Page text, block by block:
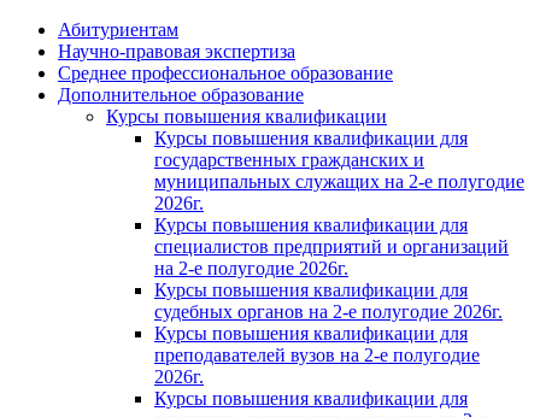
Абитуриентам
Научно-правовая экспертиза
Cреднее профессиональное образование
Дополнительное образование
Курсы повышения квалификации
Курсы повышения квалификации для
государственных гражданских и
муниципальных служащих на 2-е полугодие
2026г.
Курсы повышения квалификации для
специалистов предприятий и организаций
на 2-е полугодие 2026г.
Курсы повышения квалификации для
судебных органов на 2-е полугодие 2026г.
Курсы повышения квалификации для
преподавателей вузов на 2-е полугодие
2026г.
Курсы повышения квалификации для